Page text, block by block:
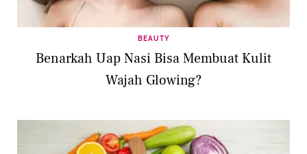
BEAUTY
Benarkah Uap Nasi Bisa Membuat Kulit
Wajah Glowing?